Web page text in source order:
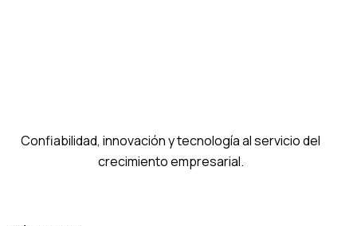
Confiabilidad, innovación y tecnología al servicio del
crecimiento empresarial.